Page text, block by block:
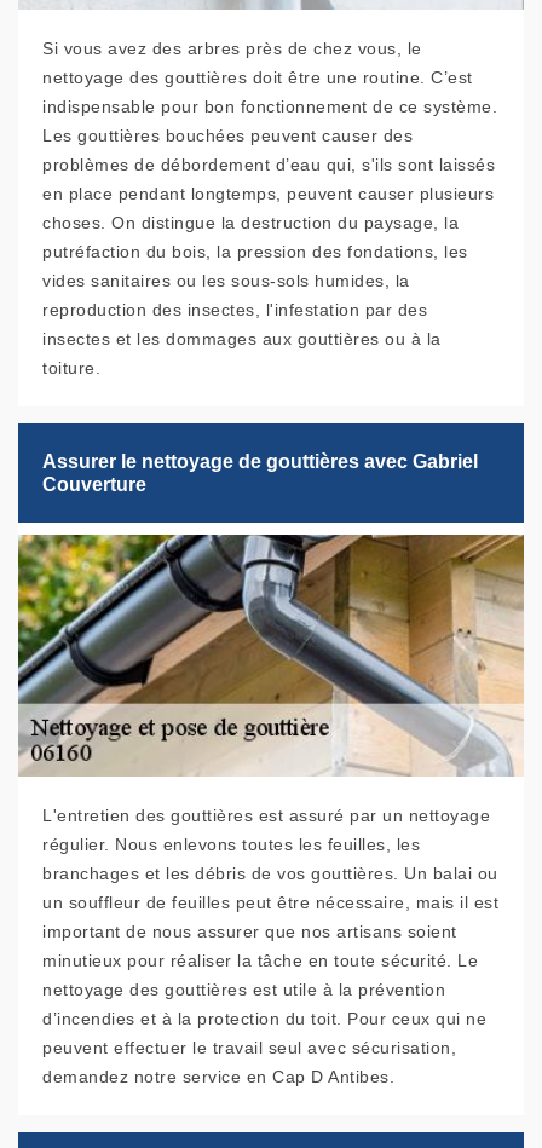
Si vous avez des arbres près de chez vous, le
nettoyage des gouttières doit être une routine. C’est
indispensable pour bon fonctionnement de ce système.
Les gouttières bouchées peuvent causer des
problèmes de débordement d’eau qui, s'ils sont laissés
en place pendant longtemps, peuvent causer plusieurs
choses. On distingue la destruction du paysage, la
putréfaction du bois, la pression des fondations, les
vides sanitaires ou les sous-sols humides, la
reproduction des insectes, l'infestation par des
insectes et les dommages aux gouttières ou à la
toiture.
Assurer le nettoyage de gouttières avec Gabriel
Couverture
L'entretien des gouttières est assuré par un nettoyage
régulier. Nous enlevons toutes les feuilles, les
branchages et les débris de vos gouttières. Un balai ou
un souffleur de feuilles peut être nécessaire, mais il est
important de nous assurer que nos artisans soient
minutieux pour réaliser la tâche en toute sécurité. Le
nettoyage des gouttières est utile à la prévention
d’incendies et à la protection du toit. Pour ceux qui ne
peuvent effectuer le travail seul avec sécurisation,
demandez notre service en Cap D Antibes.